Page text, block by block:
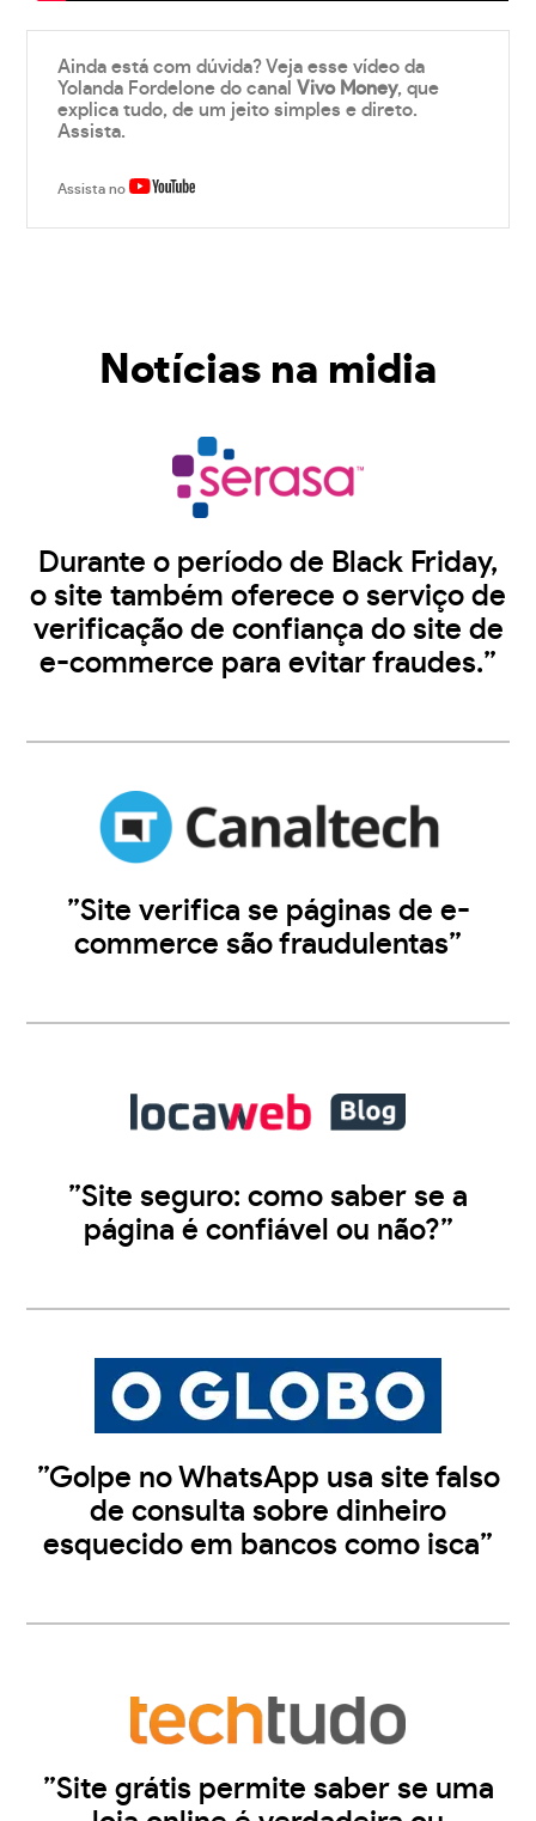
Ainda está com dúvida? Veja esse vídeo da
Yolanda Fordelone do canalVivo Money, que
explica tudo, de um jeito simples e direto.
Assista.
Assista no
Notícias na midia
Durante o período de Black Friday,
o site também oferece o serviço de
verificação de confiança do site de
e-commerce para evitar fraudes.”
”Site verifica se páginas de e-
commerce são fraudulentas”
”Site seguro: como saber se a
página é confiável ou não?”
”Golpe no WhatsApp usa site falso
de consulta sobre dinheiro
esquecido em bancos como isca”
”Site grátis permite saber se uma